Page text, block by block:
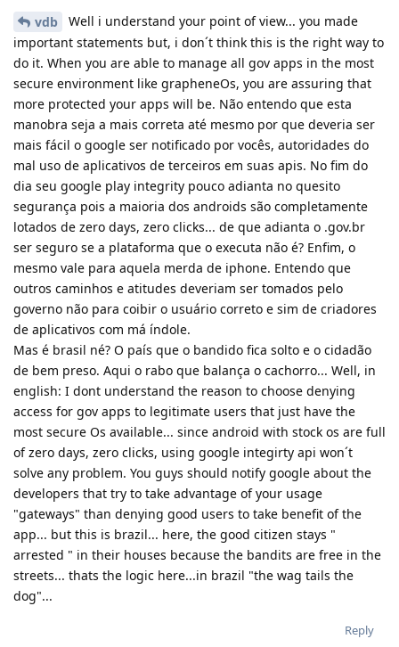
vdb
Well i understand your point of view... you made
important statements but, i don´t think this is the right way to
do it. When you are able to manage all gov apps in the most
secure environment like grapheneOs, you are assuring that
more protected your apps will be. Não entendo que esta
manobra seja a mais correta até mesmo por que deveria ser
mais fácil o google ser notificado por vocês, autoridades do
mal uso de aplicativos de terceiros em suas apis. No fim do
dia seu google play integrity pouco adianta no quesito
segurança pois a maioria dos androids são completamente
lotados de zero days, zero clicks... de que adianta o .gov.br
ser seguro se a plataforma que o executa não é? Enfim, o
mesmo vale para aquela merda de iphone. Entendo que
outros caminhos e atitudes deveriam ser tomados pelo
governo não para coibir o usuário correto e sim de criadores
de aplicativos com má índole.
Mas é brasil né? O país que o bandido fica solto e o cidadão
de bem preso. Aqui o rabo que balança o cachorro... Well, in
english: I dont understand the reason to choose denying
access for gov apps to legitimate users that just have the
most secure Os available... since android with stock os are full
of zero days, zero clicks, using google integirty api won´t
solve any problem. You guys should notify google about the
developers that try to take advantage of your usage
"gateways" than denying good users to take benefit of the
app... but this is brazil... here, the good citizen stays "
arrested " in their houses because the bandits are free in the
streets... thats the logic here...in brazil "the wag tails the
dog"...
Reply